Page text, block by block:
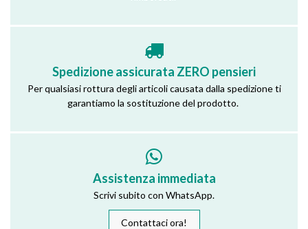
Spedizione assicurata ZERO pensieri
Per qualsiasi rottura degli articoli causata dalla spedizione ti
garantiamo la sostituzione del prodotto.
Assistenza immediata
Scrivi subito con WhatsApp.
Contattaci ora!